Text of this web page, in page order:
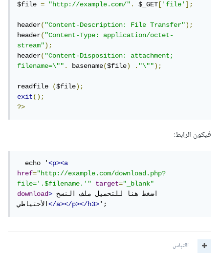
$file = "http://example.com/". $_GET ['file'];
header("Content-Description: File Transfer");
header("Content-Type: application/octet-
stream");
header("Content-Disposition: attachment;
filename=\"". basename($file) ."\"");
readfile ($file);
exit();
?>
فيكون الرابط:
  echo '
<p><a
href="http://example.com/download.php?
file='.$filename.'"
target="_blank"
download> اضغط هنا للتحميل ملف النسخ
الأحتياطي</a></p></h3>';
اقتباس